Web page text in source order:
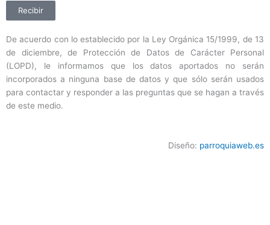
Recibir
De acuerdo con lo establecido por la Ley Orgánica 15/1999, de 13
de diciembre, de Protección de Datos de Carácter Personal
(LOPD), le informamos que los datos aportados no serán
incorporados a ninguna base de datos y que sólo serán usados
para contactar y responder a las preguntas que se hagan a través
de este medio.
Diseño: parroquiaweb.es